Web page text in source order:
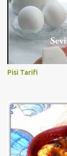
Pisi Tarifi